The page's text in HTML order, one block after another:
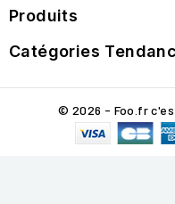
Produits
Catégories
© 2026 - Foo.fr